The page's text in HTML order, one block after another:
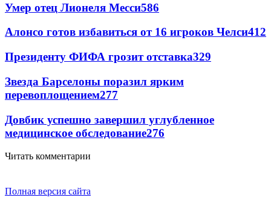
Умер отец Лионеля Месси586
Алонсо готов избавиться от 16 игроков Челси412
Президенту ФИФА грозит отставка329
Звезда Барселоны поразил ярким
перевоплощением277
Довбик успешно завершил углубленное
медицинское обследование276
Читать комментарии
Полная версия сайта